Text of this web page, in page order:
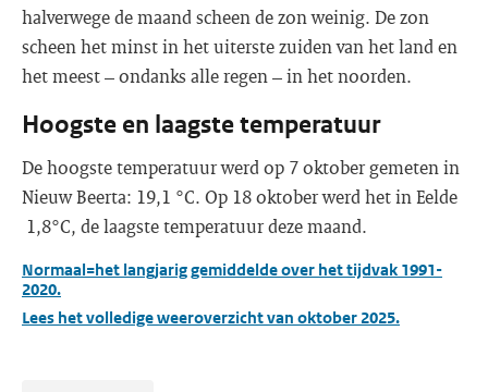
halverwege de maand scheen de zon weinig. De zon
scheen het minst in het uiterste zuiden van het land en
het meest – ondanks alle regen – in het noorden.
Hoogste en laagste temperatuur
De hoogste temperatuur werd op 7 oktober gemeten in
Nieuw Beerta: 19,1 °C. Op 18 oktober werd het in Eelde
1,8°C, de laagste temperatuur deze maand.
Normaal=het langjarig gemiddelde over het tijdvak 1991-
2020.
Lees het volledige weeroverzicht van oktober 2025.